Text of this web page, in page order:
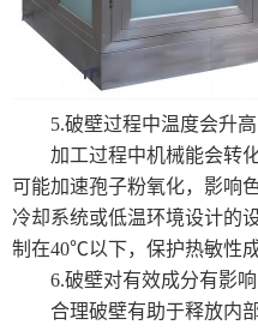
5.破壁过程中温度会升高
加工过程中机械能会转化
可能加速孢子粉氧化，影响
冷却系统或低温环境设计的
制在40℃以下，保护热敏性成
6.破壁对有效成分有影响
合理破壁有助于释放内部